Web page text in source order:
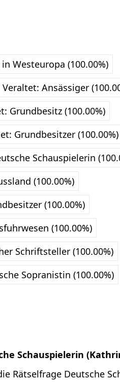
Westeuropa (100.00%)
Veraltet: Ansässiger
Grundbesitz (100.00%)
Grundbesitzer (100.00%)
Schauspielerin
(100.00%)
(100.00%)
(100.00%)
Schriftsteller (100.00%)
Sopranistin (100.00%)
Schauspielerin
Rätselfrage Deutsche